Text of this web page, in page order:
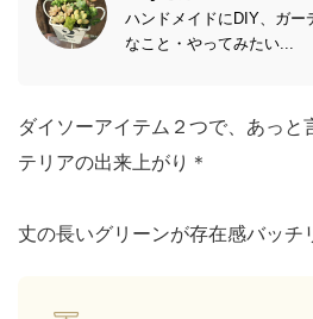
ハンドメイドにDIY、ガー
なこと・やってみたい...
ダイソーアイテム２つで、あっと
テリアの出来上がり＊
丈の長いグリーンが存在感バッチ